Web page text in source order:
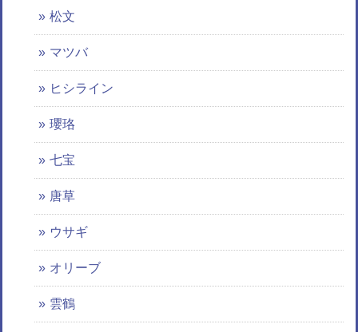
松文
マツバ
ヒシライン
瓔珞
七宝
唐草
ウサギ
オリーブ
雲鶴